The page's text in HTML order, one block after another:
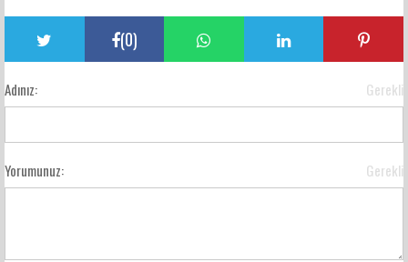
(0)
Adınız: Gerekli
Yorumunuz: Gerekli